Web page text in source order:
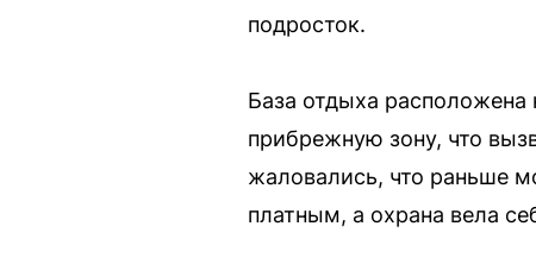
подросток.
База отдыха расположена
прибрежную зону, что
жаловались, что раньше
платным, а охрана вела